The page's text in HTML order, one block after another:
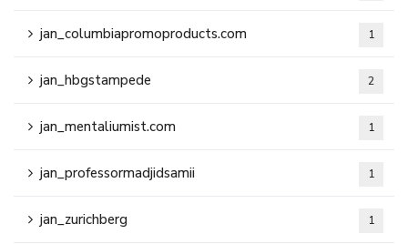
jan_columbiapromoproducts.com 1
jan_hbgstampede 2
jan_mentaliumist.com 1
jan_professormadjidsamii 1
jan_zurichberg 1